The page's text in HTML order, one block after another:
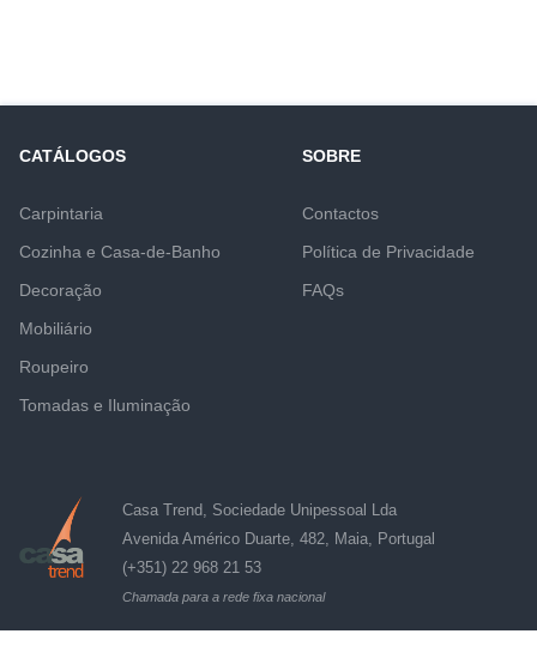
CATÁLOGOS
Carpintaria
Cozinha e Casa-de-Banho
Decoração
Mobiliário
Roupeiro
Tomadas e Iluminação
SOBRE
Contactos
Política de Privacidade
FAQs
Casa Trend, Sociedade Unipessoal Lda
Avenida Américo Duarte, 482, Maia, Portugal
(+351) 22 968 21 53
Chamada para a rede fixa nacional